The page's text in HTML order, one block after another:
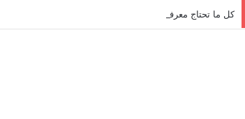
كل ما تحتاج معرفته عن تذاكر ووسائل النقل في باريس 2025